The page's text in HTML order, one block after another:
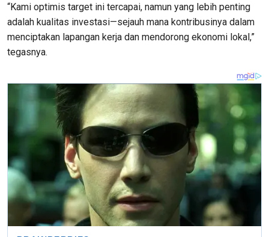
“Kami optimis target ini tercapai, namun yang lebih penting
adalah kualitas investasi—sejauh mana kontribusinya dalam
menciptakan lapangan kerja dan mendorong ekonomi lokal,”
tegasnya.